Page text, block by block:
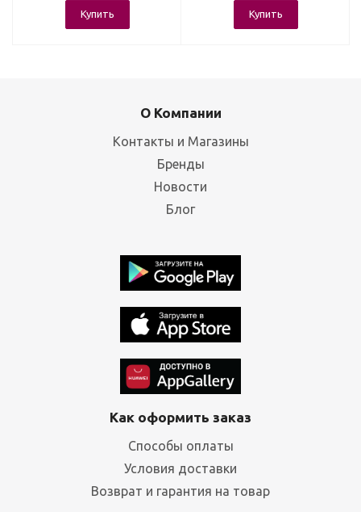
Купить Купить
О Компании
Контакты и Магазины
Бренды
Новости
Блог
Как оформить заказ
Способы оплаты
Условия доставки
Возврат и гарантия на товар